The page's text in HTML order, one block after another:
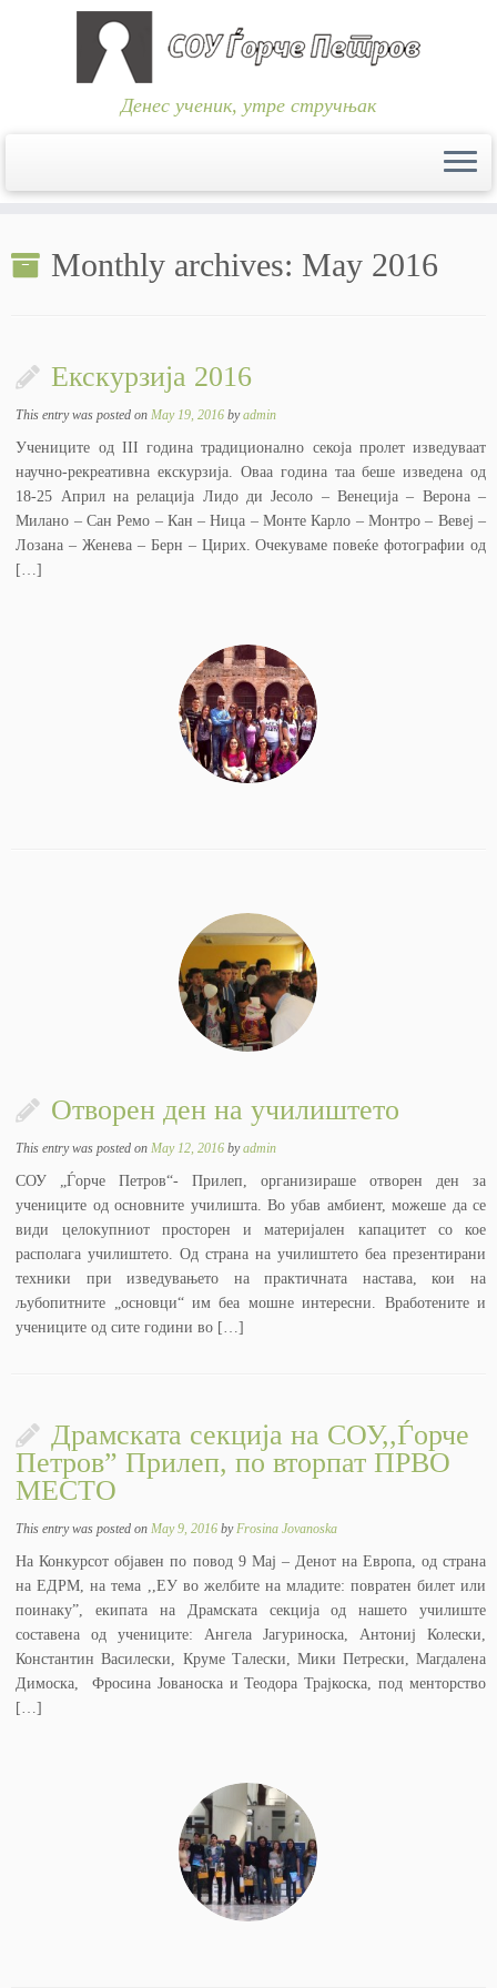
content
Денес ученик, утре стручњак
Monthly archives: May 2016
Екскурзија 2016
This entry was posted onMay 19, 2016 byadmin
Учениците од III година традиционално секоја пролет изведуваат
научно-рекреативна екскурзија. Оваа година таа беше изведена од
18-25 Април на релација Лидо ди Јесоло – Венеција – Верона –
Милано – Сан Ремо – Кан – Ница – Монте Карло – Монтро – Вевеј –
Лозана – Женева – Берн – Цирих. Очекуваме повеќе фотографии од
[…]
Отворен ден на училиштето
This entry was posted onMay 12, 2016 byadmin
СОУ „Ѓорче Петров“- Прилеп, организираше отворен ден за
учениците од основните училишта. Во убав амбиент, можеше да се
види целокупниот просторен и материјален капацитет со кое
располага училиштето. Од страна на училиштето беа презентирани
техники при изведувањето на практичната настава, кои на
љубопитните „основци“ им беа мошне интересни. Вработените и
учениците од сите години во […]
Драмската секција на СОУ,,Ѓорче
Петров” Прилеп, по вторпат ПРВО
МЕСТО
This entry was posted onMay 9, 2016 byFrosina Jovanoska
На Конкурсот објавен по повод 9 Мај – Денот на Европа, од страна
на ЕДРМ, на тема ,,ЕУ во желбите на младите: повратен билет или
поинаку”, екипата на Драмската секција од нашето училиште
составена од учениците: Ангела Јагуриноска, Антониј Колески,
Константин Василески, Круме Талески, Мики Петрески, Магдалена
Димоска, Фросина Јованоска и Теодора Трајкоска, под менторство
[…]